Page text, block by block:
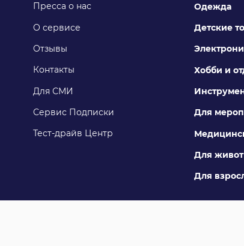
Пресса о нас
О сервисе
Отзывы
Контакты
Для СМИ
Сервис Подписки
Тест-драйв Центр
Одежда
Детские
Хобби и
Для
Для
Для